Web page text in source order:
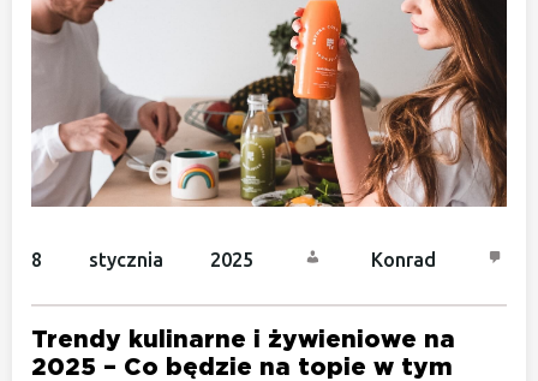
8 stycznia 2025 Konrad
Trendy kulinarne i żywieniowe na
2025 – Co będzie na topie w tym